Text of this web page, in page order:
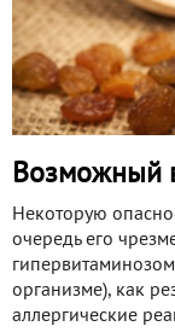
Возможный
Некоторую
очередь его
организме), как
аллергические